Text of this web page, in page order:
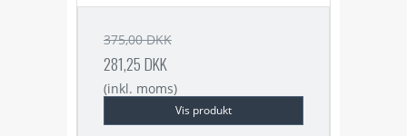
375,00 DKK
281,25 DKK
(inkl. moms)
Vis produkt